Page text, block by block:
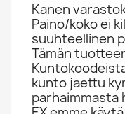
Kanen
Paino/koko ei
suuhteellinen
Tämän
kunto jaettu
parhaimmasta